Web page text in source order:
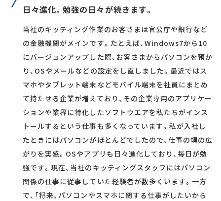
日々進化。勉強の日々が続きます。
当社のキッティング作業のお客さまは官公庁や銀行など
の金融機関がメインです。たとえば、Windows7から10
にバージョンアップした際、お客さまからパソコンを預か
り、OSやメールなどの設定をし直しました。最近ではス
マホやタブレット端末などモバイル端末を社員にまとめ
て持たせる企業が増えており、その企業専用のアプリケー
ションや業界に特化したソフトウエアを私たちがインス
トールするという仕事も多くなっています。私が入社し
たときにはパソコンがほとんどでしたので、仕事の幅の広
がりを実感。OSやアプリも日々進化しており、毎日が勉
強です。現在、当社のキッティングスタッフにはパソコン
関係の仕事に従事していた経験者が数多くいます。一方
で、「将来、パソコンやスマホに関する仕事がしたいから